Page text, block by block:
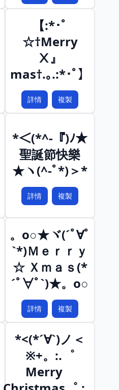
【:*･ﾟ
☆†Merry
Ⅹ』
mas†.｡.:*･ﾟ】
詳情 複製
*＜(*^-『)ﾉ★
聖誕節快樂
★ヽ(^-ﾟ*)＞*
詳情 複製
。o○★ヾ(´ﾟ∀ﾟ
`*)Ｍｅｒｒｙ
☆ Ｘｍａｓ(*
´ﾟ∀ﾟ`)★。o○
詳情 複製
*<(*´∀`)ノ＜
※+。:.゜
Merry